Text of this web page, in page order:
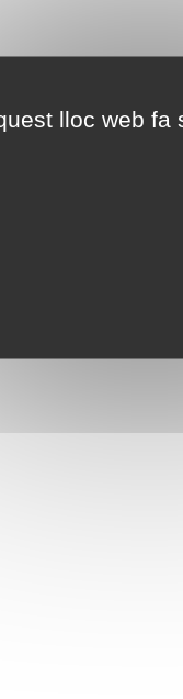
lloc web fa